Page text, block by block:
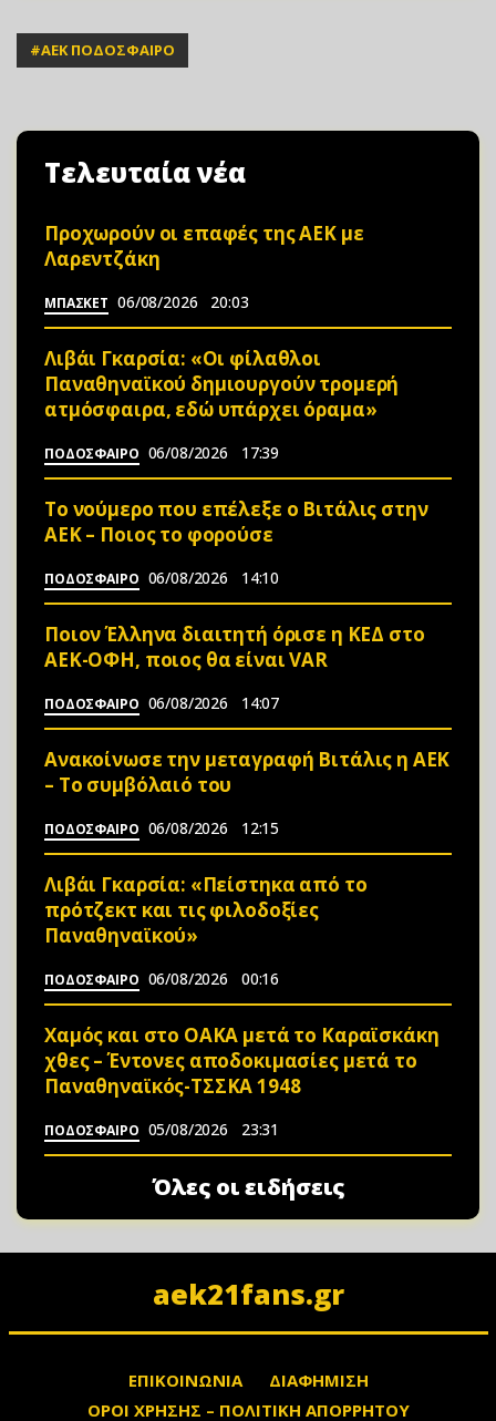
#ΑΕΚ ΠΟΔΟΣΦΑΙΡΟ
Τελευταία νέα
Προχωρούν οι επαφές της ΑΕΚ με
Λαρεντζάκη
ΜΠΑΣΚΕΤ 06/08/2026 20:03
Λιβάι Γκαρσία: «Οι φίλαθλοι
Παναθηναϊκού δημιουργούν τρομερή
ατμόσφαιρα, εδώ υπάρχει όραμα»
ΠΟΔΟΣΦΑΙΡΟ 06/08/2026 17:39
Το νούμερο που επέλεξε ο Βιτάλις στην
ΑΕΚ – Ποιος το φορούσε
ΠΟΔΟΣΦΑΙΡΟ 06/08/2026 14:10
Ποιον Έλληνα διαιτητή όρισε η ΚΕΔ στο
ΑΕΚ-ΟΦΗ, ποιος θα είναι VAR
ΠΟΔΟΣΦΑΙΡΟ 06/08/2026 14:07
Ανακοίνωσε την μεταγραφή Βιτάλις η ΑΕΚ
– Το συμβόλαιό του
ΠΟΔΟΣΦΑΙΡΟ 06/08/2026 12:15
Λιβάι Γκαρσία: «Πείστηκα από το
πρότζεκτ και τις φιλοδοξίες
Παναθηναϊκού»
ΠΟΔΟΣΦΑΙΡΟ 06/08/2026 00:16
Χαμός και στο ΟΑΚΑ μετά το Καραϊσκάκη
χθες – Έντονες αποδοκιμασίες μετά το
Παναθηναϊκός-ΤΣΣΚΑ 1948
ΠΟΔΟΣΦΑΙΡΟ 05/08/2026 23:31
Όλες οι ειδήσεις
aek21fans.gr
ΕΠΙΚΟΙΝΩΝΙΑ
ΔΙΑΦΗΜΙΣΗ
ΟΡΟΙ ΧΡΗΣΗΣ – ΠΟΛΙΤΙΚΗ ΑΠΟΡΡΗΤΟΥ